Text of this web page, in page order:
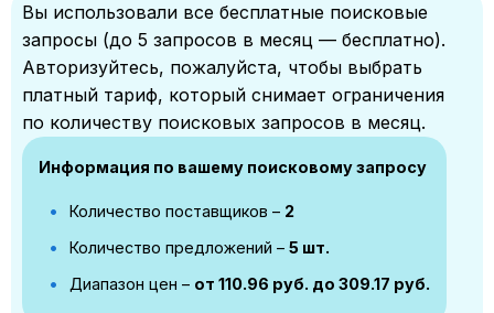
Вы использовали все бесплатные поисковые
запросы (до 5 запросов в месяц — бесплатно).
Авторизуйтесь, пожалуйста, чтобы выбрать
платный тариф, который снимает ограничения
по количеству поисковых запросов в месяц.
Информация по вашему поисковому запросу
Количество поставщиков – 2
Количество предложений – 5 шт.
Диапазон цен – от 110.96 руб. до 309.17 руб.